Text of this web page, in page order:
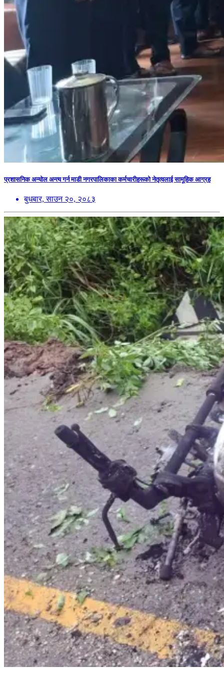
प्रशासनिक अन्योल अन्त्य गर्न माडी नगरपालिकाका कर्मचारीहरूको नेतृत्वलाई सामूहिक आग्रह
बुधबार, साउन २०, २०८३